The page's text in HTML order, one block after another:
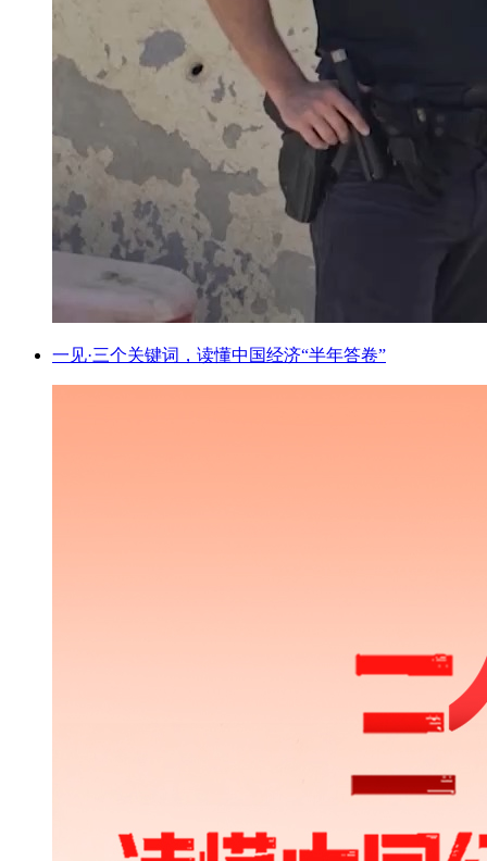
一见·三个关键词，读懂中国经济“半年答卷”